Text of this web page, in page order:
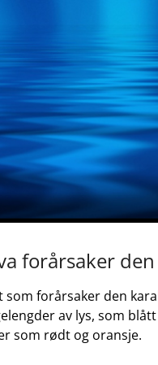
forårsaker
forårsaker den
av lys, som
som rødt⁢ og​ oransje.